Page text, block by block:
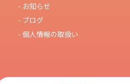
- お知らせ
- ブログ
- 個人情報の取扱い